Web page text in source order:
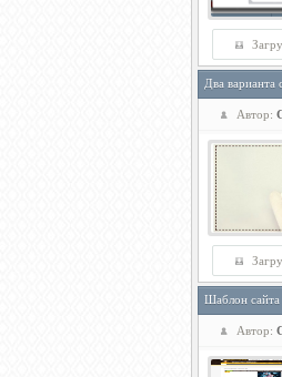
Два варианта
Автор:
Шаблон сайта
Автор: